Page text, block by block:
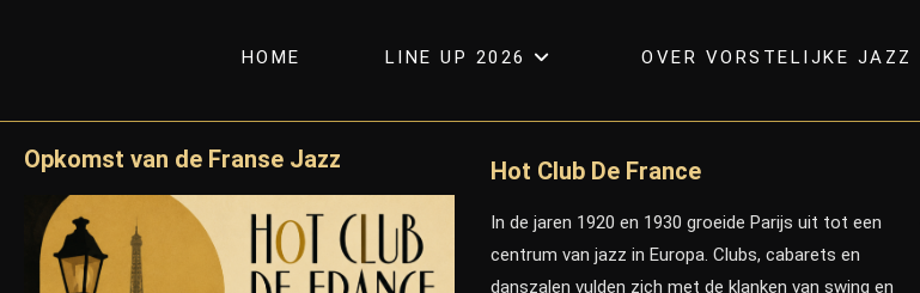
HOME LINE UP 2026 OVER VORSTELIJKE JAZZ
Opkomst van de Franse Jazz Hot Club De France
In de jaren 1920 en 1930 groeide Parijs uit tot een
centrum van jazz in Europa. Clubs, cabarets en
danszalen vulden zich met de klanken van swing en